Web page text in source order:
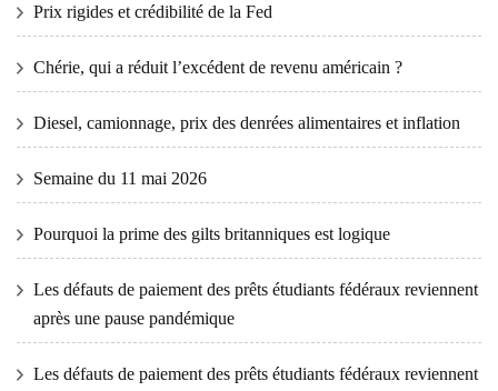
Prix ​​​​rigides et crédibilité de la Fed
Chérie, qui a réduit l’excédent de revenu américain ?
Diesel, camionnage, prix des denrées alimentaires et inflation
Semaine du 11 mai 2026
Pourquoi la prime des gilts britanniques est logique
Les défauts de paiement des prêts étudiants fédéraux reviennent
après une pause pandémique
Les défauts de paiement des prêts étudiants fédéraux reviennent